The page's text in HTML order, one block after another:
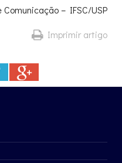
– IFSC/USP
Imprimir artigo